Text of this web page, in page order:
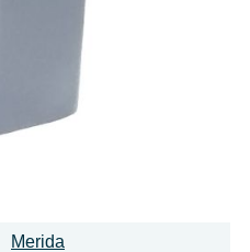
Merida